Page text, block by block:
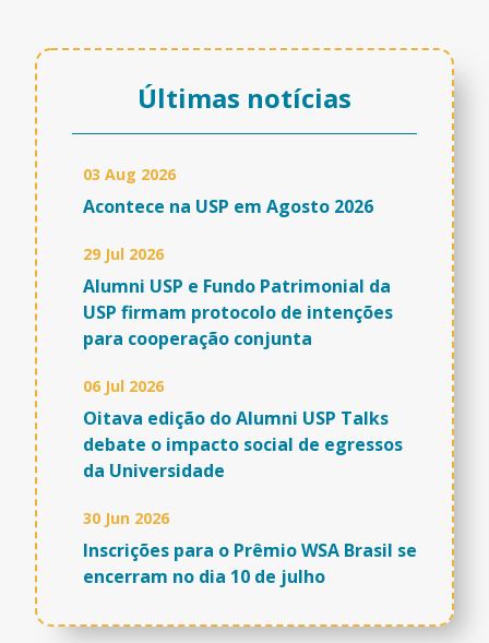
Últimas notícias
03 Aug 2026
Acontece na USP em Agosto 2026
29 Jul 2026
Alumni USP e Fundo Patrimonial da
USP firmam protocolo de intenções
para cooperação conjunta
06 Jul 2026
Oitava edição do Alumni USP Talks
debate o impacto social de egressos
da Universidade
30 Jun 2026
Inscrições para o Prêmio WSA Brasil se
encerram no dia 10 de julho